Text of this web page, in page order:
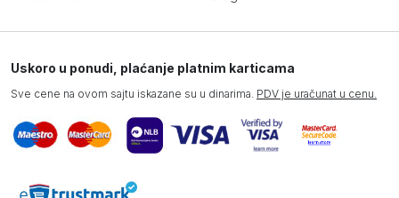
Uskoro u ponudi, plaćanje platnim karticama
Sve cene na ovom sajtu iskazane su u dinarima. PDV je uračunat u cenu.